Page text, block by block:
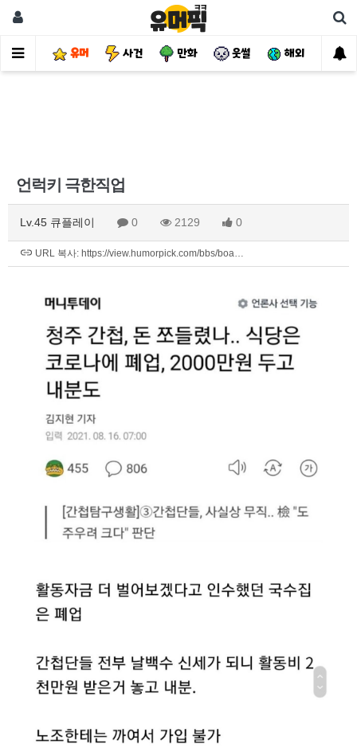
유머 사건 만화 웃썰 해외 핫
언럭키 극한직업
Lv.45 큐플레이 0 2129 0
URL 복사: https://view.humorpick.com/bbs/boa…